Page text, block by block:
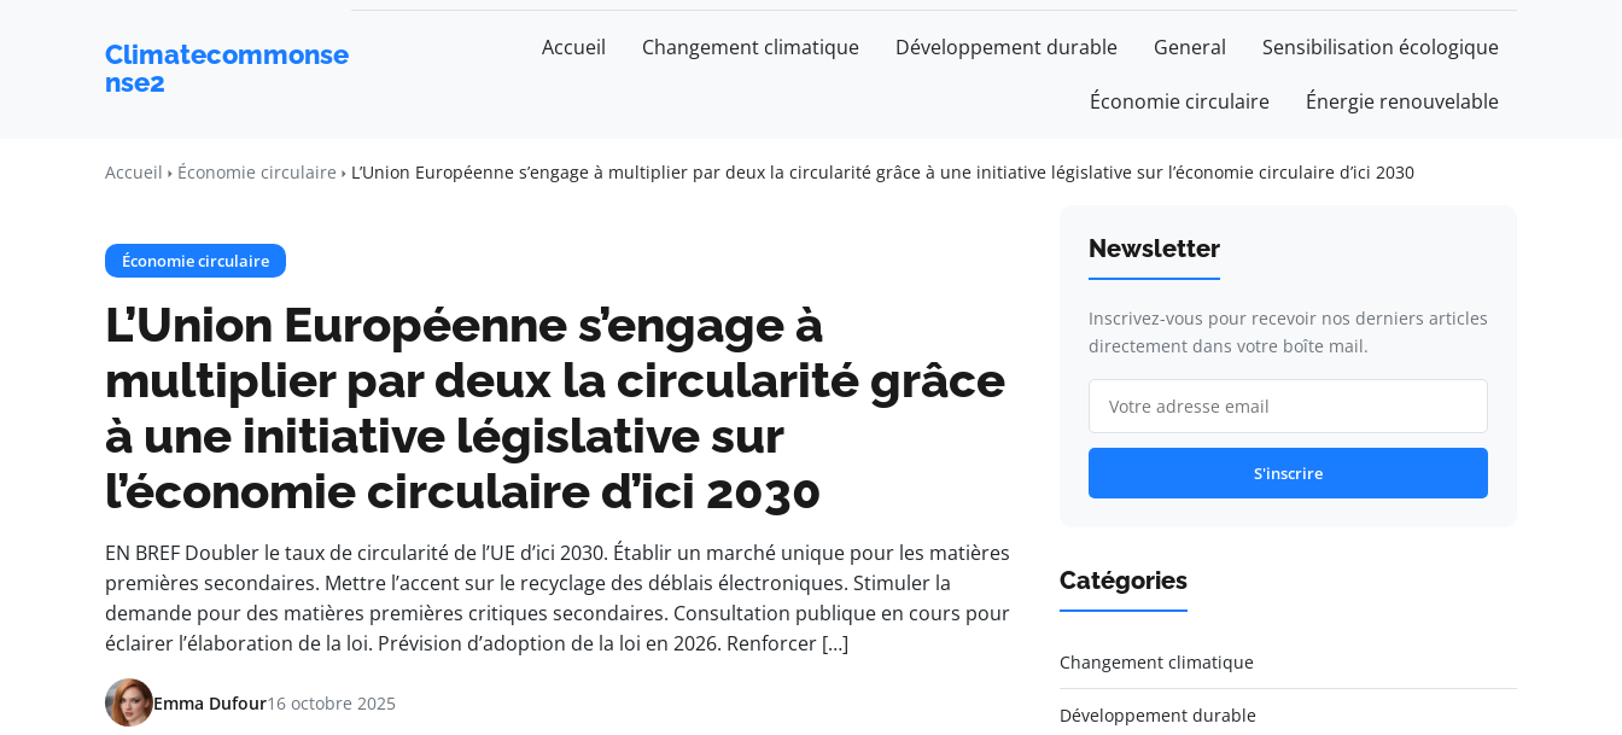
Climatecommonse
nse2
Accueil Changement climatique Développement durable General Sensibilisation écologique
Économie circulaire Énergie renouvelable
Accueil Économie circulaire L’Union Européenne s’engage à multiplier par deux la circularité grâce à une initiative législative sur l’économie circulaire d’ici 2030
Économie circulaire
L’Union Européenne s’engage à
multiplier par deux la circularité grâce
à une initiative législative sur
l’économie circulaire d’ici 2030
EN BREF Doubler le taux de circularité de l’UE d’ici 2030. Établir un marché unique pour les matières
premières secondaires. Mettre l’accent sur le recyclage des déblais électroniques. Stimuler la
demande pour des matières premières critiques secondaires. Consultation publique en cours pour
éclairer l’élaboration de la loi. Prévision d’adoption de la loi en 2026. Renforcer […]
Emma Dufour16 octobre 2025
Newsletter
Inscrivez-vous pour recevoir nos derniers articles
directement dans votre boîte mail.
S'inscrire
Catégories
Changement climatique
Développement durable